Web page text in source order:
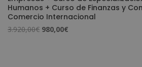
Humanos + Curso de Finanzas y
Comercio Internacional
3.920,00€ El
980,00€